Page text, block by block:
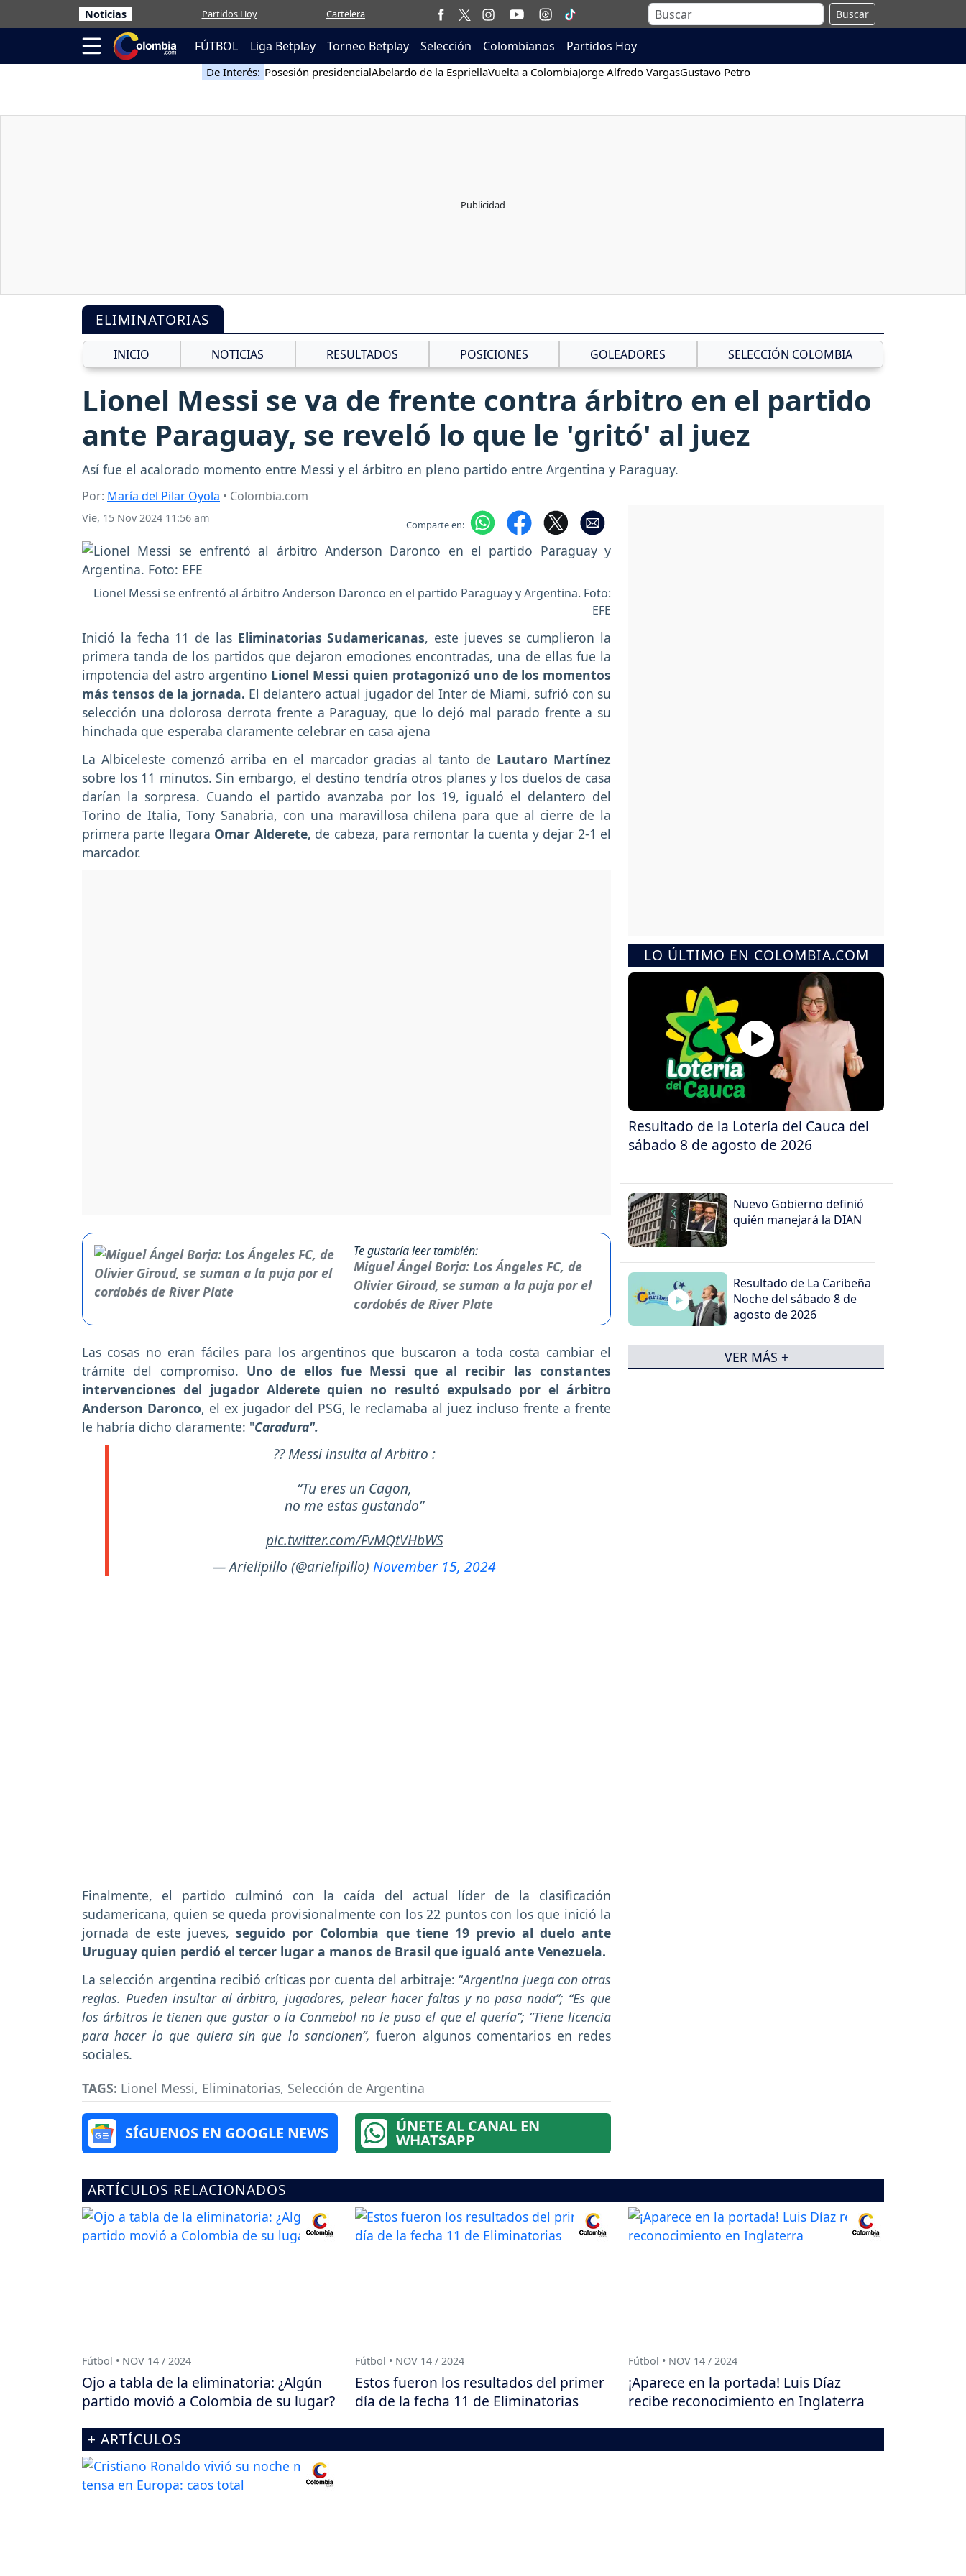
Noticias Partidos Hoy Cartelera Buscar
FÚTBOL Liga Betplay Torneo Betplay Selección Colombianos Partidos Hoy
De Interés: Posesión presidencialAbelardo de la EspriellaVuelta a ColombiaJorge Alfredo VargasGustavo Petro
ELIMINATORIAS
INICIO NOTICIAS RESULTADOS POSICIONES GOLEADORES SELECCIÓN COLOMBIA
Lionel Messi se va de frente contra árbitro en el partido
ante Paraguay, se reveló lo que le 'gritó' al juez
Así fue el acalorado momento entre Messi y el árbitro en pleno partido entre Argentina y Paraguay.
Por: María del Pilar Oyola • Colombia.com
Vie, 15 Nov 2024 11:56 am Comparte en:
Lionel Messi se enfrentó al árbitro Anderson Daronco en el partido Paraguay y Argentina. Foto:
EFE
Inició la fecha 11 de las Eliminatorias Sudamericanas, este jueves se cumplieron la
primera tanda de los partidos que dejaron emociones encontradas, una de ellas fue la
impotencia del astro argentino Lionel Messi quien protagonizó uno de los momentos
más tensos de la jornada. El delantero actual jugador del Inter de Miami, sufrió con su
selección una dolorosa derrota frente a Paraguay, que lo dejó mal parado frente a su
hinchada que esperaba claramente celebrar en casa ajena
La Albiceleste comenzó arriba en el marcador gracias al tanto de Lautaro Martínez
sobre los 11 minutos. Sin embargo, el destino tendría otros planes y los duelos de casa
darían la sorpresa. Cuando el partido avanzaba por los 19, igualó el delantero del
Torino de Italia, Tony Sanabria, con una maravillosa chilena para que al cierre de la
primera parte llegara Omar Alderete, de cabeza, para remontar la cuenta y dejar 2-1 el
marcador.
Te gustaría leer también:
Miguel Ángel Borja: Los Ángeles FC, de
Olivier Giroud, se suman a la puja por el
cordobés de River Plate
Las cosas no eran fáciles para los argentinos que buscaron a toda costa cambiar el
trámite del compromiso. Uno de ellos fue Messi que al recibir las constantes
intervenciones del jugador Alderete quien no resultó expulsado por el árbitro
Anderson Daronco, el ex jugador del PSG, le reclamaba al juez incluso frente a frente
le habría dicho claramente: "Caradura".
?? Messi insulta al Arbitro :
“Tu eres un Cagon,
no me estas gustando”
pic.twitter.com/FvMQtVHbWS
— Arielipillo (@arielipillo) November 15, 2024
Finalmente, el partido culminó con la caída del actual líder de la clasificación
sudamericana, quien se queda provisionalmente con los 22 puntos con los que inició la
jornada de este jueves,seguido por Colombia que tiene 19 previo al duelo ante
Uruguay quien perdió el tercer lugar a manos de Brasil que igualó ante Venezuela.
La selección argentina recibió críticas por cuenta del arbitraje: “Argentina juega con otras
reglas. Pueden insultar al árbitro, jugadores, pelear hacer faltas y no pasa nada”; “Es que
los árbitros le tienen que gustar o la Conmebol no le puso el que el quería”; “Tiene licencia
para hacer lo que quiera sin que lo sancionen”,fueron algunos comentarios en redes
sociales.
TAGS: Lionel Messi, Eliminatorias, Selección de Argentina
SÍGUENOS EN GOOGLE NEWS ÚNETE AL CANAL EN
WHATSAPP
LO ÚLTIMO EN COLOMBIA.COM
Resultado de la Lotería del Cauca del
sábado 8 de agosto de 2026
Nuevo Gobierno definió
quién manejará la DIAN
Resultado de La Caribeña
Noche del sábado 8 de
agosto de 2026
VER MÁS +
ARTÍCULOS RELACIONADOS
Fútbol • NOV 14 / 2024
Ojo a tabla de la eliminatoria: ¿Algún
partido movió a Colombia de su lugar?
Fútbol • NOV 14 / 2024
Estos fueron los resultados del primer
día de la fecha 11 de Eliminatorias
Fútbol • NOV 14 / 2024
¡Aparece en la portada! Luis Díaz
recibe reconocimiento en Inglaterra
+ ARTÍCULOS